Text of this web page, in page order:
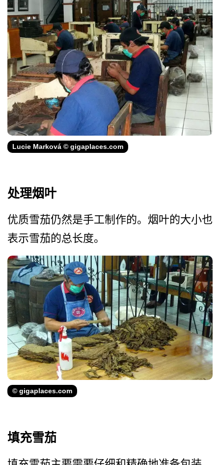
Lucie Marková © gigaplaces.com
处理烟叶
优质雪茄仍然是手工制作的。­烟叶的大小也
表示雪茄的总长度。
© gigaplaces.com
填充雪茄